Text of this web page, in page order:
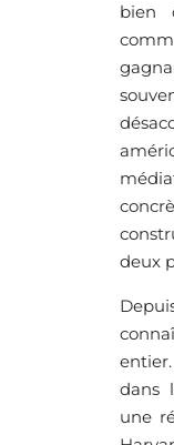
bien
deux
dans
une